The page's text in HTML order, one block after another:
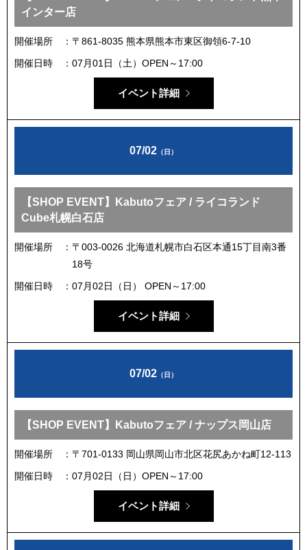
インター店
開催場所
〒861-8035 熊本県熊本市東区御領6-7-10
開催日時
07月01日（土）OPEN～17:00
イベント詳細
07/02 （日）
【SHOP EVENT】Kabutoフェア / ライコランド
Cube札幌白石店
開催場所
〒003-0026 北海道札幌市白石区本通15丁目南3番
18号
開催日時
07月02日（日） OPEN～17:00
イベント詳細
07/02 （日）
【SHOP EVENT】Kabutoフェア / ナップス岡山店
開催場所
〒701-0133 岡山県岡山市北区花尻あかね町12-113
開催日時
07月02日（日）OPEN～17:00
イベント詳細